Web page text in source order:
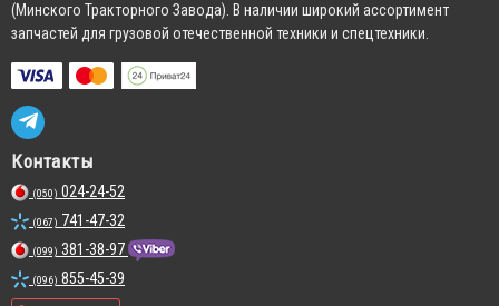
(Минского Тракторного Завода). В наличии широкий ассортимент
запчастей для грузовой отечественной техники и спецтехники.
Контакты
(050) 024-24-52
(067) 741-47-32
(099) 381-38-97
(096) 855-45-39